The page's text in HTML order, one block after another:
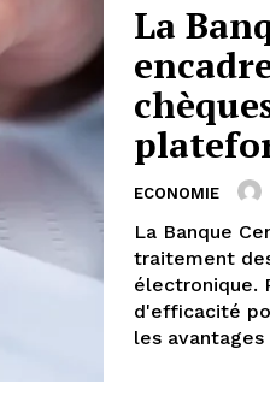
La
ECONOMIE
La Banque
traitement
électronique.
d'efficacité
les